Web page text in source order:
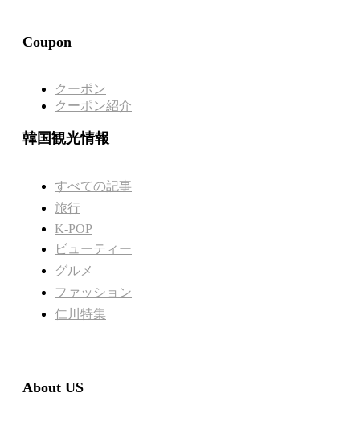
Coupon
クーポン
クーポン紹介
韓国観光情報
すべての記事
旅行
K-POP
ビューティー
グルメ
ファッション
仁川特集
About US